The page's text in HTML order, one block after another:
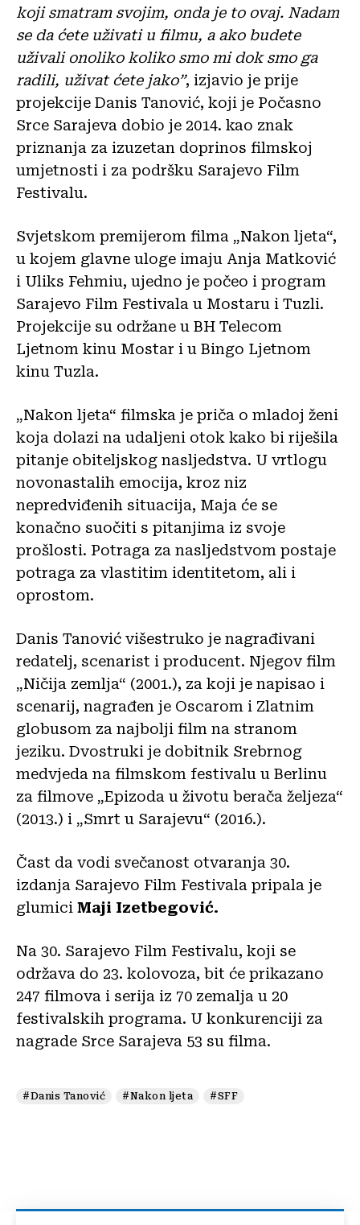
koji smatram svojim, onda je to ovaj. Nadam
se da ćete uživati u filmu, a ako budete
uživali onoliko koliko smo mi dok smo ga
radili, uživat ćete jako”, izjavio je prije
projekcije Danis Tanović, koji je Počasno
Srce Sarajeva dobio je 2014. kao znak
priznanja za izuzetan doprinos filmskoj
umjetnosti i za podršku Sarajevo Film
Festivalu.
Svjetskom premijerom filma „Nakon ljeta“,
u kojem glavne uloge imaju Anja Matković
i Uliks Fehmiu, ujedno je počeo i program
Sarajevo Film Festivala u Mostaru i Tuzli.
Projekcije su održane u BH Telecom
Ljetnom kinu Mostar i u Bingo Ljetnom
kinu Tuzla.
„Nakon ljeta“ filmska je priča o mladoj ženi
koja dolazi na udaljeni otok kako bi riješila
pitanje obiteljskog nasljedstva. U vrtlogu
novonastalih emocija, kroz niz
nepredviđenih situacija, Maja će se
konačno suočiti s pitanjima iz svoje
prošlosti. Potraga za nasljedstvom postaje
potraga za vlastitim identitetom, ali i
oprostom.
Danis Tanović višestruko je nagrađivani
redatelj, scenarist i producent. Njegov film
„Ničija zemlja“ (2001.), za koji je napisao i
scenarij, nagrađen je Oscarom i Zlatnim
globusom za najbolji film na stranom
jeziku. Dvostruki je dobitnik Srebrnog
medvjeda na filmskom festivalu u Berlinu
za filmove „Epizoda u životu berača željeza“
(2013.) i „Smrt u Sarajevu“ (2016.).
Čast da vodi svečanost otvaranja 30.
izdanja Sarajevo Film Festivala pripala je
glumici Maji Izetbegović.
Na 30. Sarajevo Film Festivalu, koji se
održava do 23. kolovoza, bit će prikazano
247 filmova i serija iz 70 zemalja u 20
festivalskih programa. U konkurenciji za
nagrade Srce Sarajeva 53 su filma.
#Danis Tanović #Nakon ljeta #SFF